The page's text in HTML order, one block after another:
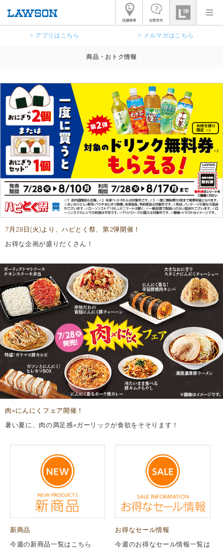
> アプリはこちら > メルマガはこちら
商品・おトク情報
7月28日(火)より、ハピとく祭、第2弾開催！
お得な企画が盛りだくさん！
肉×にんにくフェア開催！
暑い夏に、肉の満足感×ガーリックが食欲をそそります！
新商品
今週の新商品一覧はこちら
お得なセール情報
今週のお得なセール情報一覧は